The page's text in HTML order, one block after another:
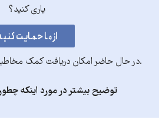
یاری کنید؟
.در حال حاضر امکان دریافت کمک
توضیح بیشتر در مورد اینکه